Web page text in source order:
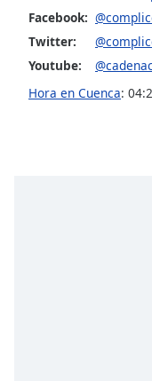
dialog
window.
Escape
cancel
Facebook:
Twitter:
Youtube:
Hora en Cuenca: